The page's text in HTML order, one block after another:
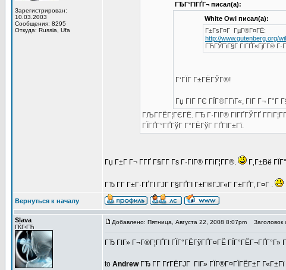
Зарегистрирован:
10.03.2003
Сообщения: 8295
Откуда: Russia, Ufa
ГЂГ°ГІГҐГ¬ писал(а):
White Owl писал(а):
Г±ГѕГ¤Г ГµГ®Г¤ГЁ:
http://www.gutenberg.org/
ГЋГЎГїГ§Г ГІГҐГ«ГјГ­Г®
Г‘ГЇГ Г±ГЁГЎГ®!
Гџ ГІГ ГЄ ГЇГ®Г­ГїГ«, ГІГ Г¬
ГЉГ­ГЁГ¦ГЄГЁ. ГЂ Г·ГІГ® ГІГҐГЎГҐ
ГЇГҐГ°ГҐГўГ Г°ГЁГўГ ГҐГІГ±Гї.
Гџ Г±Г Г¬ Г­ГҐ Г§Г­Г Гѕ Г·ГІГ® Г­ГіГ¦Г­Г®. Г‚Г±Вё
ГЂ Г­Г Г±Г·ГҐГІ ГЈГ Г§ГҐГІ Г±Г®ГЈГ«Г Г±ГҐГ­, Г¤Г .
Вернуться к началу
Slava
ГЌГ‹ГЋ
Добавлено: Пятница, Августа 22, 2008 8:07pm Заголовок
ГЂ ГІГ» Г¬Г®Г¦ГҐГІ ГЇГ°ГЁГўГҐГ¤ГЁ
to AndrewГЂ Г­Г ГґГЁГЈГ ГІГ» ГЇГ®Г¤ГЇГЁГ±Г Г«Г±Гї